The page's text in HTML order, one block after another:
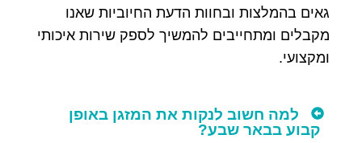
גאים בהמלצות ובחוות הדעת החיוביות שאנו
מקבלים ומתחייבים להמשיך לספק שירות איכותי
ומקצועי.
למה חשוב לנקות את המזגן באופן
קבוע בבאר שבע?